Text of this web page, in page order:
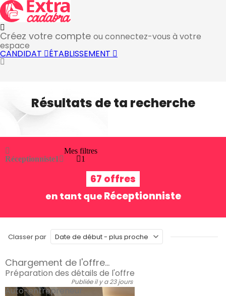
Créez votre compte ou connectez-vous à votre
espace
CANDIDAT ÉTABLISSEMENT
Résultats de ta recherche
Réceptionniste1
Mes filtres
1
67 offres
en tant que Réceptionniste
Classer par
Chargement de l'offre...
Préparation des détails de l'offre
Publiée il y a 23 jours
Auto-entrepreneur